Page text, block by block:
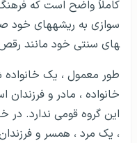
کاملاً واضح است که
های سنتی خود مانند رقص
طور معمول ، یک
خانواده ، مادر و
، یک مرد ، همسر و